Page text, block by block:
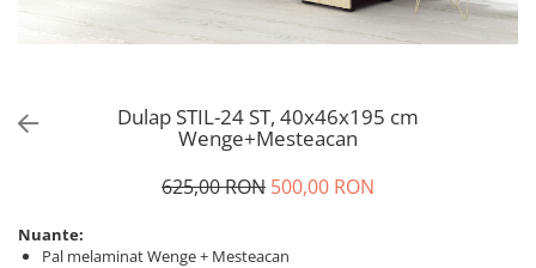
Dulap STIL-24 ST, 40x46x195 cm
Wenge+Mesteacan
625,00 RON 500,00 RON
Nuante:
Pal melaminat Wenge + Mesteacan